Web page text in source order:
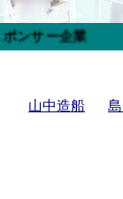
山中造船